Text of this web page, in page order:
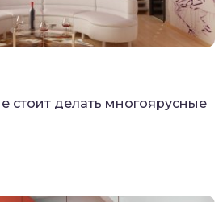
стоит делать многоярусные